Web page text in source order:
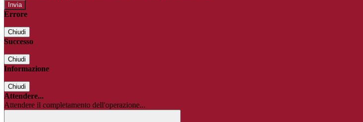
Errore
Chiudi
Successo
Chiudi
Informazione
Chiudi
Attendere...
Attendere il completamento dell'operazione...